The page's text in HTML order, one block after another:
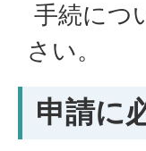
手続につ
さい。
申請に